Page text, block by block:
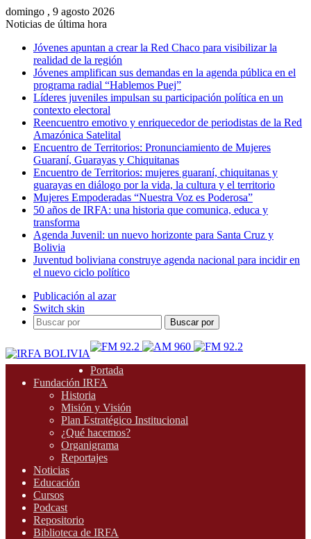
domingo , 9 agosto 2026
Noticias de última hora
Jóvenes apuntan a crear la Red Chaco para visibilizar la
realidad de la región
Jóvenes amplifican sus demandas en la agenda pública en el
programa radial “Hablemos Puej”
Líderes juveniles impulsan su participación política en un
contexto electoral
Reencuentro emotivo y enriquecedor de periodistas de la Red
Amazónica Satelital
Encuentro de Territorios: Pronunciamiento de Mujeres
Guaraní, Guarayas y Chiquitanas
Encuentro de Territorios: mujeres guaraní, chiquitanas y
guarayas en diálogo por la vida, la cultura y el territorio
Mujeres Empoderadas “Nuestra Voz es Poderosa”
50 años de IRFA: una historia que comunica, educa y
transforma
Agenda Juvenil: un nuevo horizonte para Santa Cruz y
Bolivia
Juventud boliviana construye agenda nacional para incidir en
el nuevo ciclo político
Publicación al azar
Switch skin
Buscar por
Portada
Fundación IRFA
Historia
Misión y Visión
Plan Estratégico Institucional
¿Qué hacemos?
Organigrama
Reportajes
Noticias
Educación
Cursos
Podcast
Repositorio
Biblioteca de IRFA